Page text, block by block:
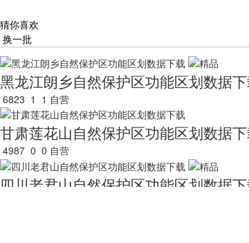
猜你喜欢
换一批
黑龙江朗乡自然保护区功能区划数据
6823 1 1 自营
甘肃莲花山自然保护区功能区划数据
4987 0 0 自营
四川老君山自然保护区功能区划数据